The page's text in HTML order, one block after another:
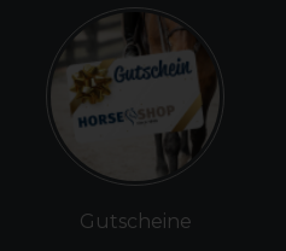
Gutscheine